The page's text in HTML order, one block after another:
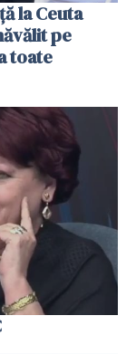
la Ceuta
pe
toate